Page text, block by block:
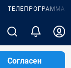
ТЕЛЕПРОГРАММА
Согласен